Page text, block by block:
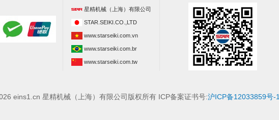
星精机械（上海）有限公司
STAR.SEIKI.CO.,LTD
www.starseiki.com.vn
www.starseiki.com.br
www.starseiki.com.tw
eins1.cn 星精机械（上海）有限公司版权所有 ICP备案证书号:沪ICP备12033859号-1